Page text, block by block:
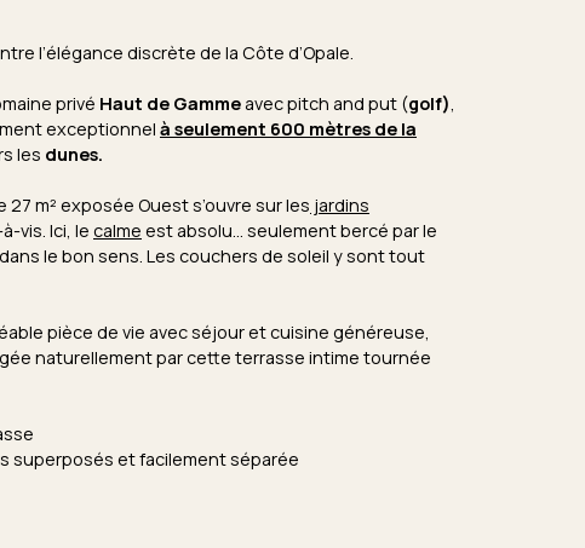
l’élégance discrète de la Côte d’Opale.
privé Haut de Gamme avec pitch and put (golf)
exceptionnel à seulement 600 mètres de la
les dunes.
m² exposée Ouest s’ouvre sur les jardins
vis. Ici, le calme est absolu… seulement bercé par le
le bon sens. Les couchers de soleil y sont tout
pièce de vie avec séjour et cuisine généreuse,
naturellement par cette terrasse intime tournée
superposés et facilement séparée